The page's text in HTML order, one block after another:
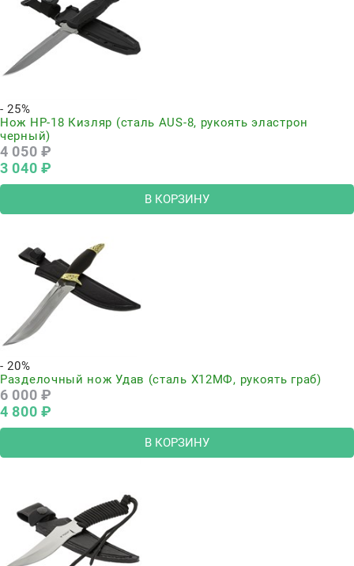
- 25%
Нож НР-18 Кизляр (сталь AUS-8, рукоять эластрон
черный)
4 050 ₽
3 040 ₽
В КОРЗИНУ
- 20%
Разделочный нож Удав (сталь Х12МФ, рукоять граб)
6 000 ₽
4 800 ₽
В КОРЗИНУ